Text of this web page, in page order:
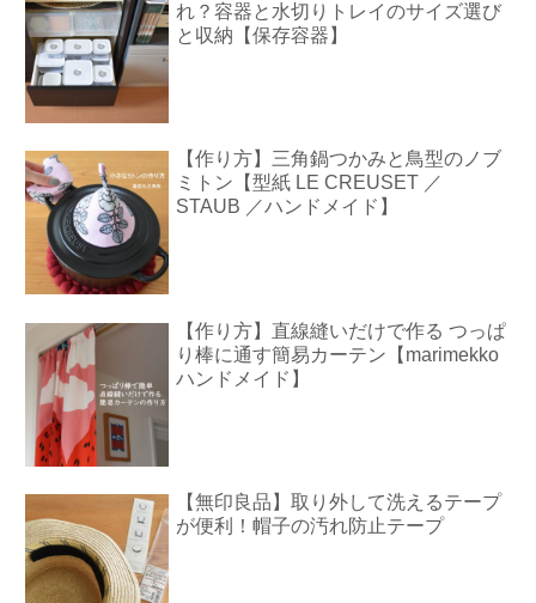
れ？容器と水切りトレイのサイズ選び
と収納【保存容器】
【作り方】三角鍋つかみと鳥型のノブ
ミトン【型紙 LE CREUSET ／
STAUB ／ハンドメイド】
【作り方】直線縫いだけで作る つっぱ
り棒に通す簡易カーテン【marimekko
ハンドメイド】
【無印良品】取り外して洗えるテープ
が便利！帽子の汚れ防止テープ